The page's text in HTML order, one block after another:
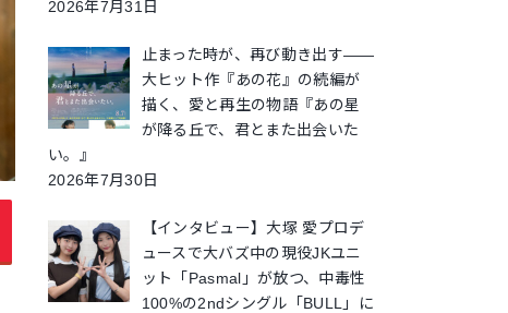
2026年7月31日
止まった時が、再び動き出す――
大ヒット作『あの花』の続編が
描く、愛と再生の物語『あの星
が降る丘で、君とまた出会いた
い。』
2026年7月30日
【インタビュー】大塚 愛プロデ
ュースで大バズ中の現役JKユニ
ット「Pasmal」が放つ、中毒性
100%の2ndシングル「BULL」に